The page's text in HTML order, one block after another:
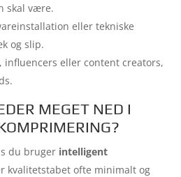
skal være.
eller tekniske
og slip.
influencers eller content creators,
MEGET NED I
du bruger intelligent
kvalitetstabet ofte minimalt og